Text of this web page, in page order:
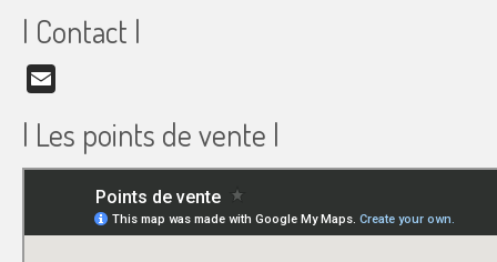
| Contact |
| Les points de vente |